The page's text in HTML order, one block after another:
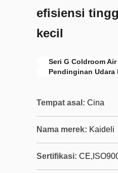
efisiensi
kecil
Seri G Coldroom
Pendinginan
Tempat asal: Cina
Nama merek: Kaideli
Sertifikasi: